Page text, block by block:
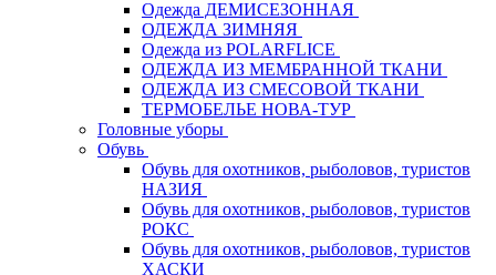
Одежда ДЕМИСЕЗОННАЯ
ОДЕЖДА ЗИМНЯЯ
Одежда из POLARFLICE
ОДЕЖДА ИЗ МЕМБРАННОЙ ТКАНИ
ОДЕЖДА ИЗ СМЕСОВОЙ ТКАНИ
ТЕРМОБЕЛЬЕ НОВА-ТУР
Головные уборы
Обувь
Обувь для охотников, рыболовов, туристов
НАЗИЯ
Обувь для охотников, рыболовов, туристов
РОКС
Обувь для охотников, рыболовов, туристов
ХАСКИ